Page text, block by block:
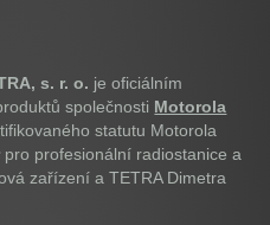
s. r. o. je oficiálním
společnosti Motorola
statutu Motorola
pro profesionální radiostanice a
zařízení a TETRA Dimetra